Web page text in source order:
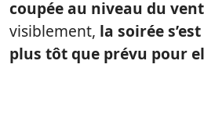
coupée au niveau du
visiblement, la soirée
plus tôt que prévu pour